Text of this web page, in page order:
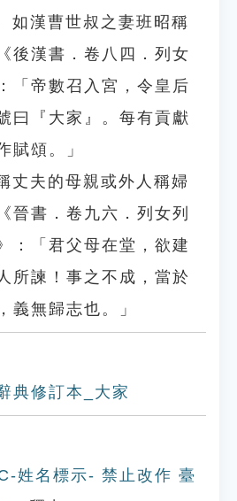
如漢曹世叔之妻班昭稱
後漢書．卷八四．列女
「帝數召入宮，令皇后
曰『大家』。每有貢獻
賦頌。」
丈夫的母親或外人稱婦
晉書．卷九六．列女列
：「君父母在堂，欲建
所諫！事之不成，當於
義無歸志也。」
典修訂本_大家
姓名標示- 禁止改作 臺